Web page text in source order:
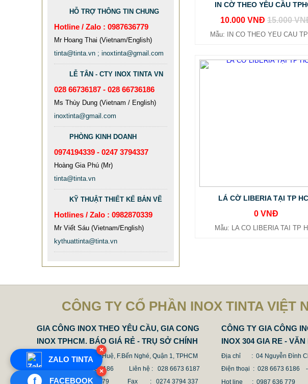
×
ZALO TINTA
×
f FACEBOOK
IN CỜ THEO YÊU CẦU
10.000 VNĐ 15.000
Mẫu: IN CO THEO YEU CAU
LÁ CỜ LIBERIA TẠI TP
0 VNĐ
Mẫu: LA CO LIBERIA TAI TP
QUÀ TẶNG Ý NGHĨA CHO SẾP –
ĐỘC LẠ, SANG TRỌNG - CỜ ĐỂ
BÀN & HỘP BÚT CAO CẤP
2.968.680 VNĐ 2.986.860 VNĐ
Mẫu: QUA TANG Y NGHIA CHO SEP
HỖ TRỢ THÔNG TIN CHUNG
Hotline / Zalo : 0987636779
Mr Hoang Thai (Vietnam/English)
tinta@tinta.vn ; inoxtinta@gmail.com
LỄ TÂN - CTY INOX TINTA VN
028 66736187 - 028 66736186
Ms Thùy Dung (Vietnam / English)
inoxtinta@gmail.com
PHÒNG KINH DOANH
0974194339 - 0247 3794337
Hoàng Gia Phú (Mr)
tinta@tinta.vn
KỸ THUẬT THIẾT KẾ BẢN VẼ
Hotlines / Zalo : 0982870339
Mr Viết Sáu (Vietnam/English)
kythuattinta@tinta.vn
CÔNG TY CỔ PHẦN INOX TINTA VIỆT
GIA CÔNG INOX THEO YÊU CẦU, GIA CONG
INOX TPHCM. BÁO GIÁ RẺ - TRỤ SỞ CHÍNH
Địa chỉ : 68 Nguyễn Huệ, F.Bến Nghé, Quận 1, TPHCM
Điện thoại : 028 6673 6186
Liên hệ : 028 6673 6187
Hotline : 0987 636 779 Fax
: 0274 3794 337
CÔNG TY GIA CÔNG
INOX 304 GIA RE -
Địa chỉ
: 04 Nguyễn Đình
Điện thoại : 028 6673 6186
Hot line
: 0987 636